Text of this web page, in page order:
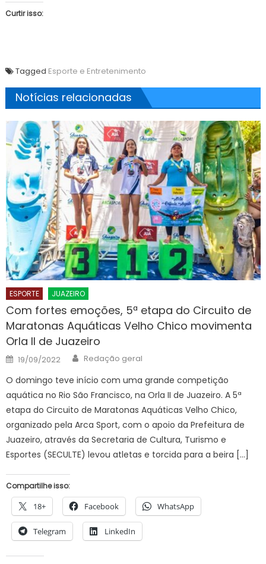
Curtir isso:
Tagged Esporte e Entretenimento
Notícias relacionadas
ESPORTE JUAZEIRO
Com fortes emoções, 5ª etapa do Circuito de
Maratonas Aquáticas Velho Chico movimenta
Orla II de Juazeiro
Posted
on
19/09/2022 Author
Redação geral
O domingo teve início com uma grande competição
aquática no Rio São Francisco, na Orla II de Juazeiro. A 5ª
etapa do Circuito de Maratonas Aquáticas Velho Chico,
organizado pela Arca Sport, com o apoio da Prefeitura de
Juazeiro, através da Secretaria de Cultura, Turismo e
Esportes (SECULTE) levou atletas e torcida para a beira […]
Compartilhe isso:
18+ Facebook WhatsApp
Telegram LinkedIn